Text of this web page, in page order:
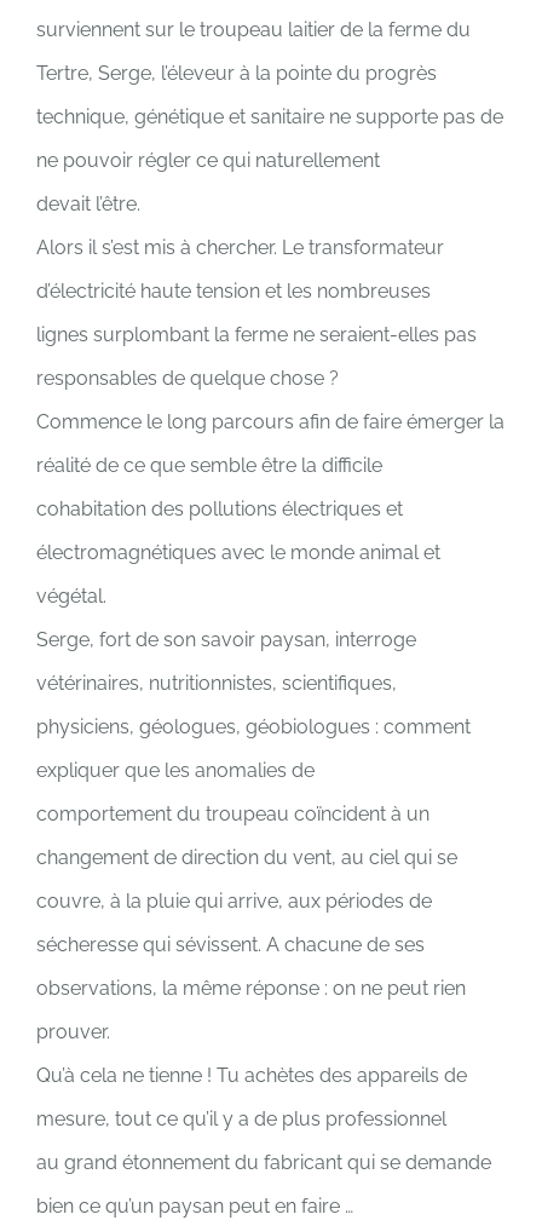
surviennent sur le troupeau laitier de la ferme du
Tertre, Serge, l’éleveur à la pointe du progrès
technique, génétique et sanitaire ne supporte pas de
ne pouvoir régler ce qui naturellement
devait l’être.
Alors il s’est mis à chercher. Le transformateur
d’électricité haute tension et les nombreuses
lignes surplombant la ferme ne seraient-elles pas
responsables de quelque chose ?
Commence le long parcours afin de faire émerger la
réalité de ce que semble être la difficile
cohabitation des pollutions électriques et
électromagnétiques avec le monde animal et
végétal.
Serge, fort de son savoir paysan, interroge
vétérinaires, nutritionnistes, scientifiques,
physiciens, géologues, géobiologues : comment
expliquer que les anomalies de
comportement du troupeau coïncident à un
changement de direction du vent, au ciel qui se
couvre, à la pluie qui arrive, aux périodes de
sécheresse qui sévissent. A chacune de ses
observations, la même réponse : on ne peut rien
prouver.
Qu’à cela ne tienne ! Tu achètes des appareils de
mesure, tout ce qu’il y a de plus professionnel
au grand étonnement du fabricant qui se demande
bien ce qu’un paysan peut en faire …